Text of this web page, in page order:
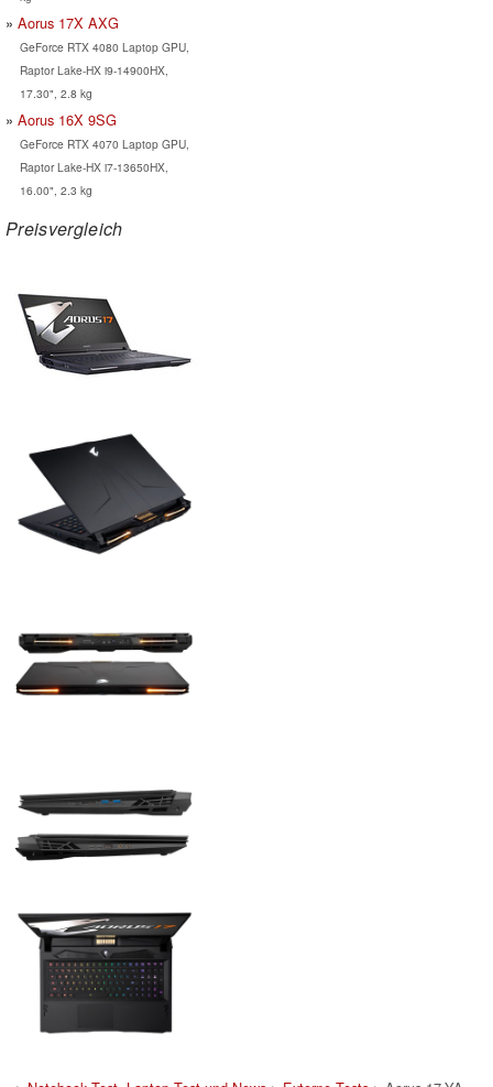
Aorus 17X AXG
GeForce RTX 4080 Laptop GPU,
Raptor Lake-HX i9-14900HX,
17.30", 2.8 kg
Aorus 16X 9SG
GeForce RTX 4070 Laptop GPU,
Raptor Lake-HX i7-13650HX,
16.00", 2.3 kg
Preisvergleich